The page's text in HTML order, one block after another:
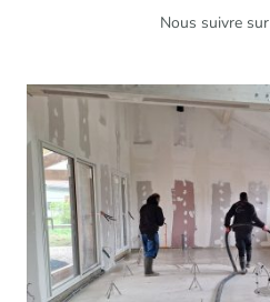
Nous suivre sur